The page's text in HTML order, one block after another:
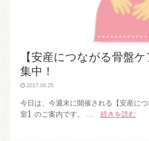
【安産につながる骨盤
集中！
2017.08.25
今日は、今週末に開催される【安産に
室】のご案内です。 … 続きを読む